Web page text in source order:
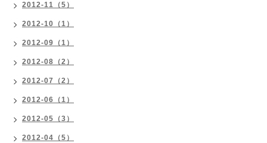
2012-11（5）
2012-10（1）
2012-09（1）
2012-08（2）
2012-07（2）
2012-06（1）
2012-05（3）
2012-04（5）